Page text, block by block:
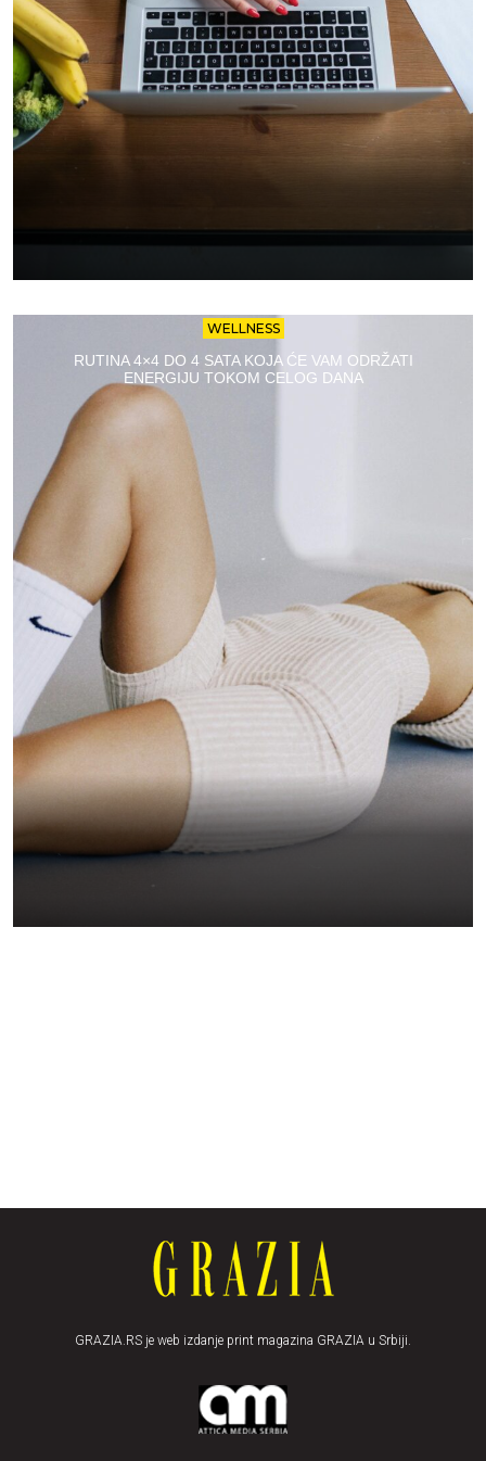
WELLNESS
RUTINA 4×4 DO 4 SATA KOJA ĆE VAM ODRŽATI
ENERGIJU TOKOM CELOG DANA
GRAZIA.RS je web izdanje print magazina GRAZIA u Srbiji.